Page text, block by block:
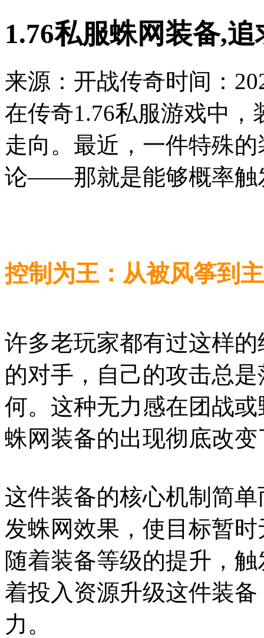
1.76私服蛛网装备,
来源：开战传奇时间：
在传奇1.76私服游戏中
走向。最近，一件特殊
论——那就是能够概率触
控制为王：从被风筝到
许多老玩家都有过这样
的对手，自己的攻击总
何。这种无力感在团战
蛛网装备的出现彻底改
这件装备的核心机制简
发蛛网效果，使目标暂
随着装备等级的提升，
着投入资源升级这件装
力。